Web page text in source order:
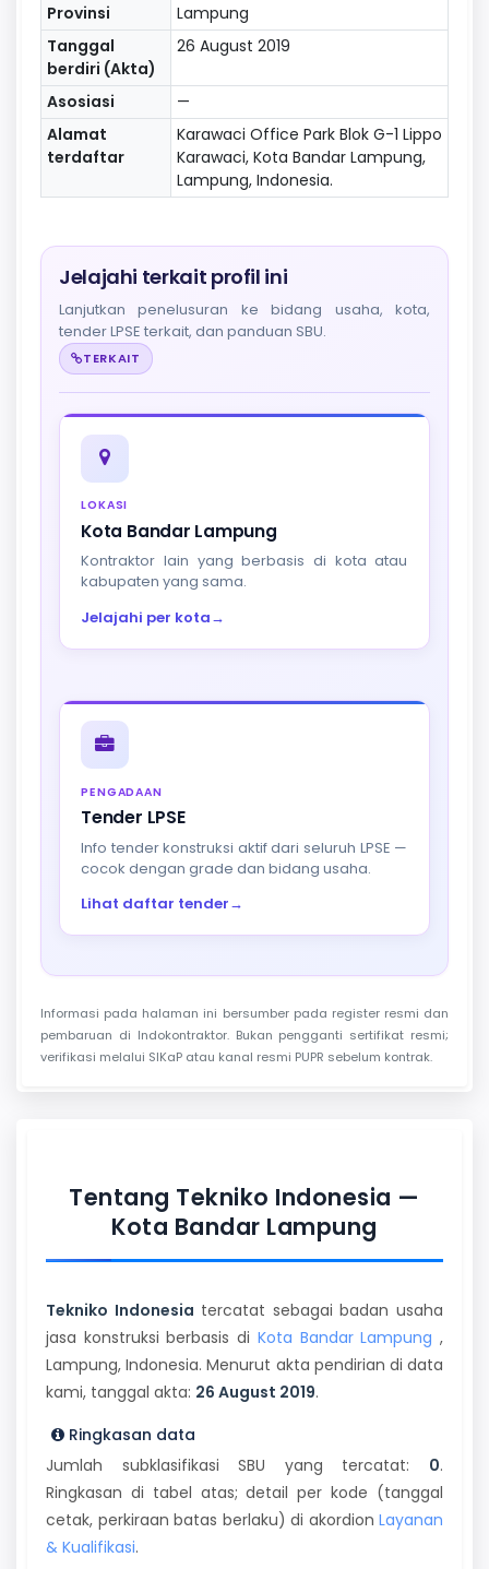
Provinsi
Lampung
Tanggal
berdiri (Akta)
26 August 2019
Asosiasi
—
Alamat
terdaftar
Karawaci Office Park Blok G-1 Lippo
Karawaci, Kota Bandar Lampung,
Lampung, Indonesia.
Jelajahi terkait profil ini
Lanjutkan penelusuran ke bidang usaha, kota,
tender LPSE terkait, dan panduan SBU.
TERKAIT
LOKASI
Kota Bandar Lampung
Kontraktor lain yang berbasis di kota atau
kabupaten yang sama.
Jelajahi per kota→
PENGADAAN
Tender LPSE
Info tender konstruksi aktif dari seluruh LPSE —
cocok dengan grade dan bidang usaha.
Lihat daftar tender→
Informasi pada halaman ini bersumber pada register resmi dan
pembaruan di Indokontraktor. Bukan pengganti sertifikat resmi;
verifikasi melalui SIKaP atau kanal resmi PUPR sebelum kontrak.
Tentang Tekniko Indonesia —
Kota Bandar Lampung
Tekniko Indonesia tercatat sebagai badan usaha
jasa konstruksi berbasis di Kota Bandar Lampung ,
Lampung, Indonesia. Menurut akta pendirian di data
kami, tanggal akta: 26 August 2019.
Ringkasan data
Jumlah subklasifikasi SBU yang tercatat: 0.
Ringkasan di tabel atas; detail per kode (tanggal
cetak, perkiraan batas berlaku) di akordion Layanan
& Kualifikasi.